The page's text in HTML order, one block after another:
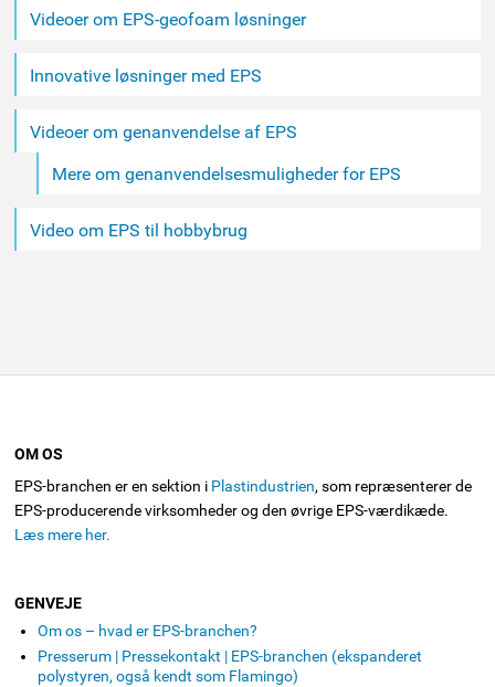
Videoer om EPS-geofoam løsninger
Innovative løsninger med EPS
Videoer om genanvendelse af EPS
Mere om genanvendelsesmuligheder for EPS
Video om EPS til hobbybrug
OM OS
EPS-branchen er en sektion i Plastindustrien, som repræsenterer de
EPS-producerende virksomheder og den øvrige EPS-værdikæde.
Læs mere her.
GENVEJE
Om os – hvad er EPS-branchen?
Presserum | Pressekontakt | EPS-branchen (ekspanderet
polystyren, også kendt som Flamingo)